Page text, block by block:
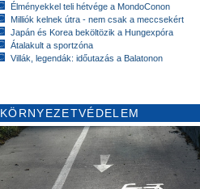
Élményekkel teli hétvége a MondoConon
Milliók kelnek útra - nem csak a meccsekért
Japán és Korea beköltözik a Hungexpóra
Átalakult a sportzóna
Villák, legendák: időutazás a Balatonon
KÖRNYEZETVÉDELEM